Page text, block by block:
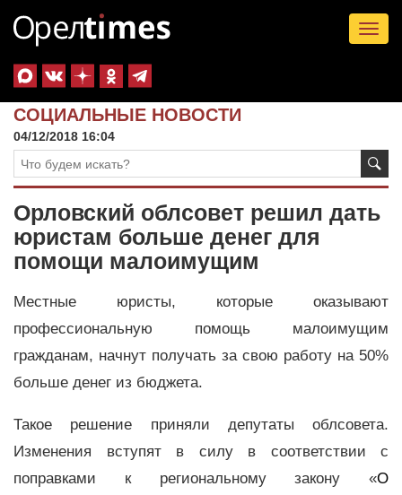
СОЦИАЛЬНЫЕ НОВОСТИ
04/12/2018 16:04
Орловский облсовет решил дать
юристам больше денег для
помощи малоимущим
Местные юристы, которые оказывают
профессиональную помощь малоимущим
гражданам, начнут получать за свою работу на 50%
больше денег из бюджета.
Такое решение приняли депутаты облсовета.
Изменения вступят в силу в соответствии с
поправками к региональному закону «О